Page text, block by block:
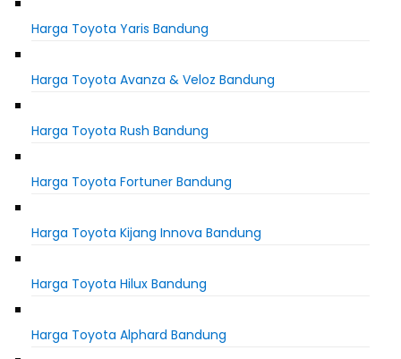
Harga Toyota Yaris Bandung
Harga Toyota Avanza & Veloz Bandung
Harga Toyota Rush Bandung
Harga Toyota Fortuner Bandung
Harga Toyota Kijang Innova Bandung
Harga Toyota Hilux Bandung
Harga Toyota Alphard Bandung